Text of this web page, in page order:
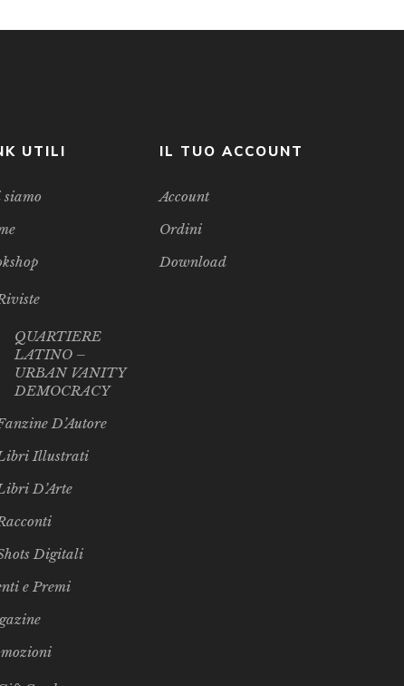
UTILI
siamo
QUARTIERE
LATINO –
URBAN VANITY
DEMOCRACY
D’Autore
Illustrati
D’Arte
Digitali
e Premi
IL TUO ACCOUNT
Account
Ordini
Download